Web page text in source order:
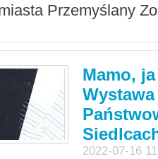
Przemyślany
Mamo,
2022-07-16